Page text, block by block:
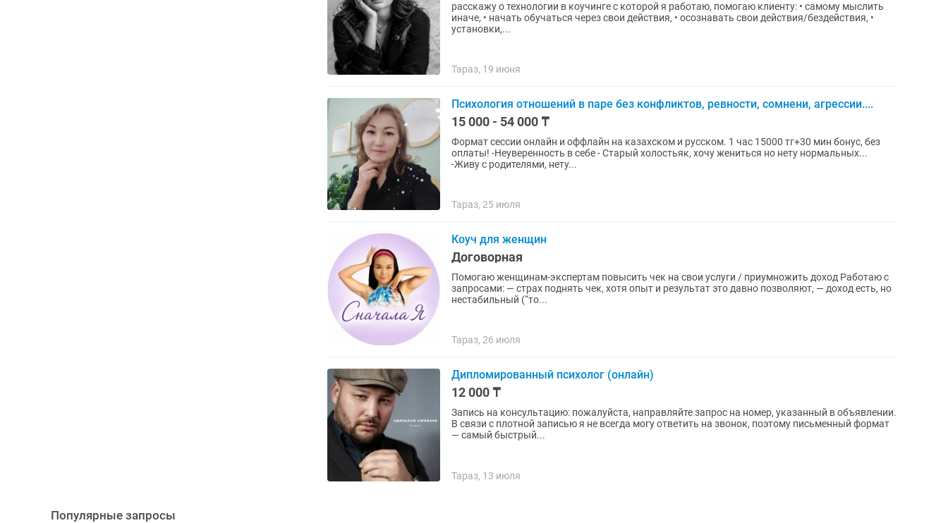
расскажу о технологии в коучинге с которой я работаю, помогаю клиенту: • самому мыслить
иначе, • начать обучаться через свои действия, • осознавать свои действия/бездействия, •
установки,...
Тараз, 19 июня
Психология отношений в паре без конфликтов, ревности, сомнени, агрессии....
15 000 - 54 000 ₸
Формат сессии онлайн и оффлайн на казахском и русском. 1 час 15000 тг+30 мин бонус, без
оплаты! -Неуверенность в себе - Старый холостьяк, хочу жениться но нету нормальных...
-Живу с родителями, нету...
Тараз, 25 июля
Коуч для женщин
Договорная
Помогаю женщинам-экспертам повысить чек на свои услуги / приумножить доход Работаю с
запросами: — страх поднять чек, хотя опыт и результат это давно позволяют, — доход есть, но
нестабильный (“то...
Тараз, 26 июля
Дипломированный психолог (онлайн)
12 000 ₸
Запись на консультацию: пожалуйста, направляйте запрос на номер, указанный в объявлении.
В связи с плотной записью я не всегда могу ответить на звонок, поэтому письменный формат
— самый быстрый...
Тараз, 13 июля
Популярные запросы